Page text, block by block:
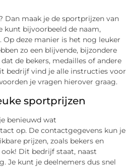
Dan maak je de sportprijzen van
kunt bijvoorbeeld de naam,
deze manier is het nog leuker
zo een blijvende, bijzondere
de bekers, medailles of andere
bedrijf vind je alle instructies voor
je vragen hierover graag.
sportprijzen
benieuwd wat
op. De contactgegevens kun je
prijzen, zoals bekers en
Dit bedrijf staat, naast
Je kunt je deelnemers dus snel